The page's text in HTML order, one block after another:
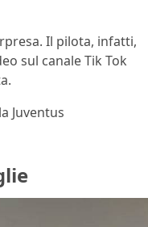
Il pilota, infatti,
sul canale Tik Tok
Juventus